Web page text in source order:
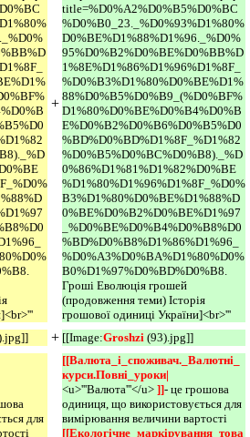
+
title=%D0%A2%D0%B5%D0%BC
%D0%B0_23._%D0%93%D1%80%
D0%BE%D1%88%D1%96._%D0%
95%D0%B2%D0%BE%D0%BB%D
1%8E%D1%86%D1%96%D1%8F_
%D0%B3%D1%80%D0%BE%D1%
88%D0%B5%D0%B9_(%D0%BF%
D1%80%D0%BE%D0%B4%D0%B
E%D0%B2%D0%B6%D0%B5%D0
%BD%D0%BD%D1%8F_%D1%82
%D0%B5%D0%BC%D0%B8)._%D
0%86%D1%81%D1%82%D0%BE
%D1%80%D1%96%D1%8F_%D0%
B3%D1%80%D0%BE%D1%88%D
0%BE%D0%B2%D0%BE%D1%97
_%D0%BE%D0%B4%D0%B8%D0
%BD%D0%B8%D1%86%D1%96_
%D0%A3%D0%BA%D1%80%D0%
B0%D1%97%D0%BD%D0%B8.
Гроші Еволюція грошей
(продовження теми) Історія
грошової одиниці України]<br>'''
+ [[Image:Groshzi (93).jpg]]
для
[[Валюта_і_споживач._Валютні_
курси.Повні_уроки|
<u>'''Валюта'''</u> ]]- це грошова
одиниця, що використовується для
вимірювання величини вартості
[[Екологічне_маркірування_това